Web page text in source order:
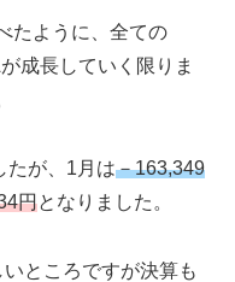
たように、全ての
成長していく限りま
たが、1月は－163,349
円となりました。
ところですが決算も